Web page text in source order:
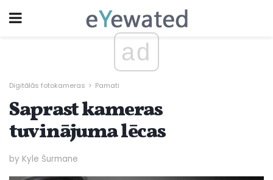
ad
Digitālās fotokameras Pamati
Saprast kameras
tuvinājuma lēcas
by Kyle Šurmane